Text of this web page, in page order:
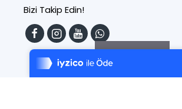
Tek Tıkla Ödeme Kolaylığı
7/24 Canlı Destek
%100 Sorunsuz Alışveriş
Bizi Takip Edin!
Filtreleme